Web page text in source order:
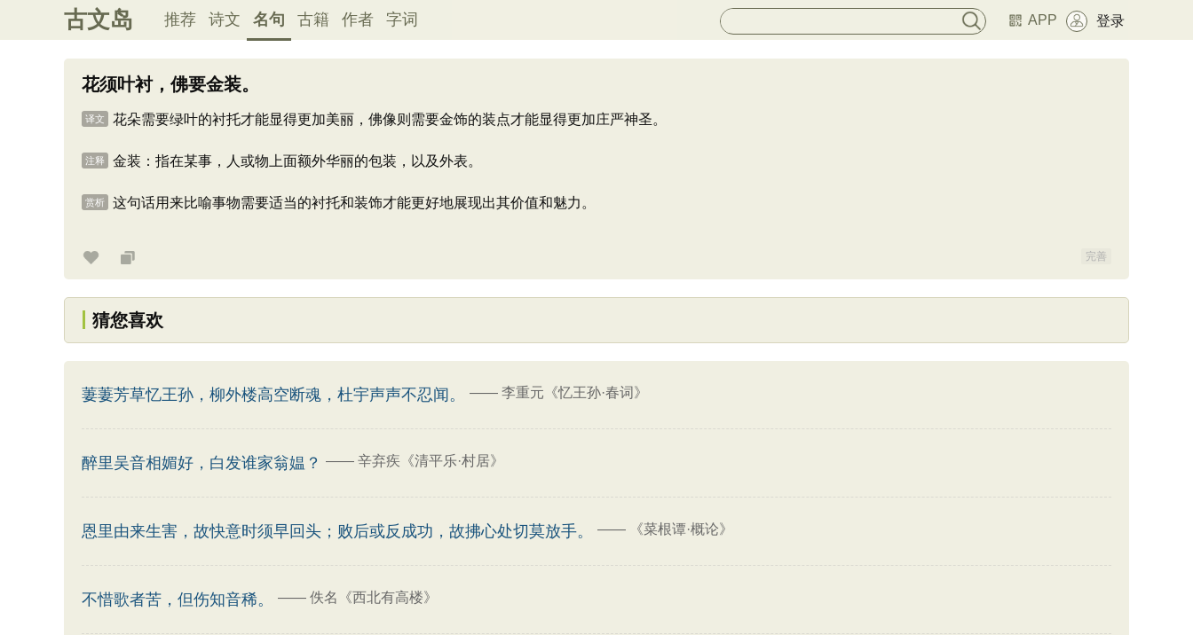
古文岛 推荐 诗文 名句 古籍 作者 字词 APP 登录
花须叶衬，佛要金装。
译文 花朵需要绿叶的衬托才能显得更加美丽，佛像则需要金饰的装点才能显得更加庄严神圣。
注释 金装：指在某事，人或物上面额外华丽的包装，以及外表。
赏析 这句话用来比喻事物需要适当的衬托和装饰才能更好地展现出其价值和魅力。
完善
猜您喜欢
萋萋芳草忆王孙，柳外楼高空断魂，杜宇声声不忍闻。 —— 李重元《忆王孙·春词》
醉里吴音相媚好，白发谁家翁媪？ —— 辛弃疾《清平乐·村居》
恩里由来生害，故快意时须早回头；败后或反成功，故拂心处切莫放手。 —— 《菜根谭·概论》
不惜歌者苦，但伤知音稀。 —— 佚名《西北有高楼》